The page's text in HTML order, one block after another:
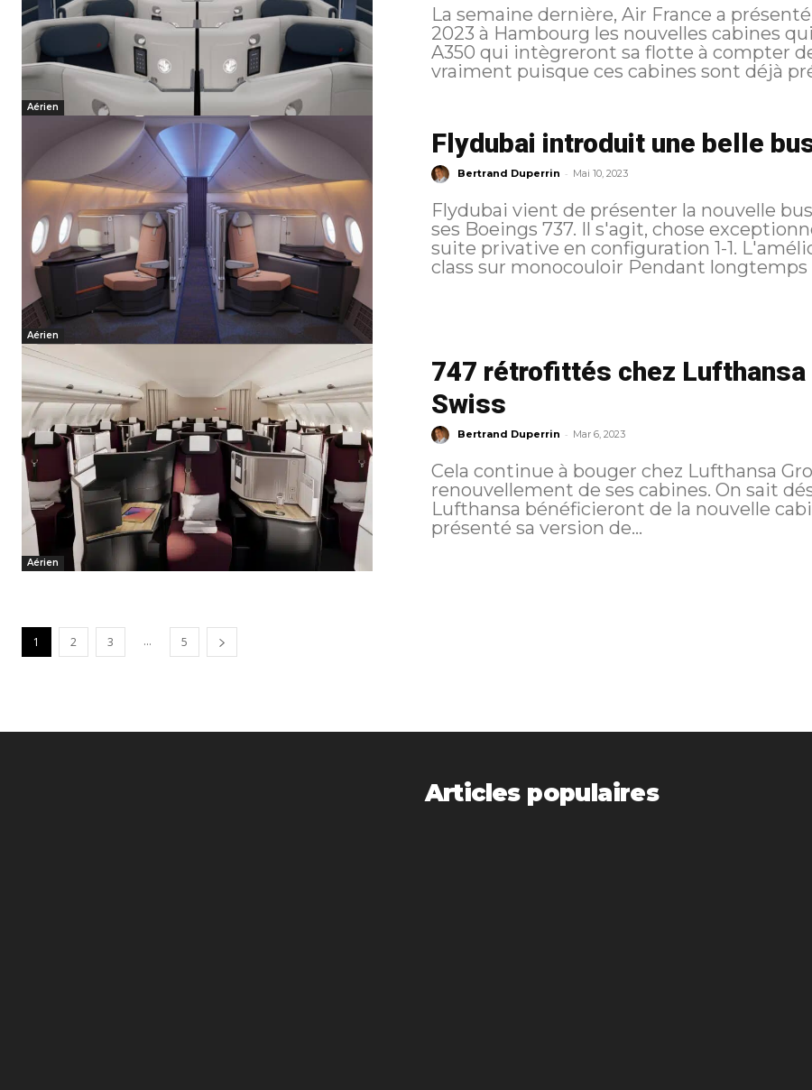
Aérien
La semaine dernière, Air France a
2023 à Hambourg les nouvelles cabines
A350 qui intègreront sa flotte à compter de juillet. De
vraiment puisque ces cabines sont déjà
Aérien
Flydubai introduit une belle
Bertrand Duperrin - Mai 10, 2023
Flydubai vient de présenter la nouvelle
ses Boeings 737. Il s'agit, chose
suite privative en configuration 1-1. L'amélioration progressive des business
class sur monocouloir
Aérien
747 rétrofittés chez
Swiss
Bertrand Duperrin - Mar 6, 2023
Cela continue à bouger chez Lufthansa
renouvellement de ses cabines. On sait
Lufthansa bénéficieront de la nouvelle
présenté sa version de...
1 2 3 ... 5
Articles populaires